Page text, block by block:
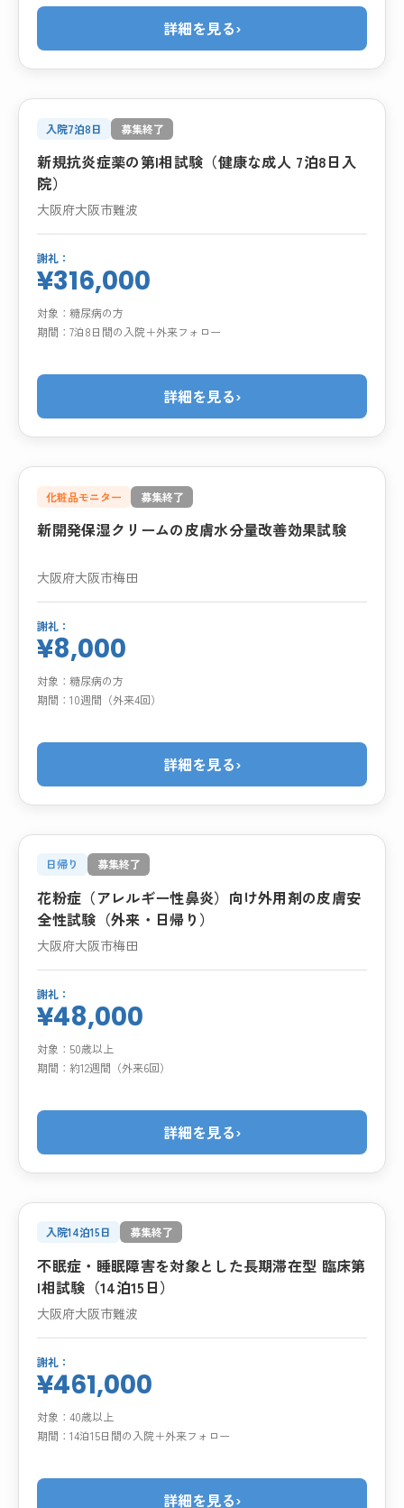
詳細を見る›
入院7泊8日 募集終了
新規抗炎症薬の第I相試験（健康な成人 7泊8日入
院）
大阪府大阪市難波
謝礼：
¥316,000
対象：糖尿病の方
期間：7泊8日間の入院＋外来フォロー
詳細を見る›
化粧品モニター 募集終了
新開発保湿クリームの皮膚水分量改善効果試験
大阪府大阪市梅田
謝礼：
¥8,000
対象：糖尿病の方
期間：10週間（外来4回）
詳細を見る›
日帰り 募集終了
花粉症（アレルギー性鼻炎）向け外用剤の皮膚安
全性試験（外来・日帰り）
大阪府大阪市梅田
謝礼：
¥48,000
対象： 50歳以上
期間：約12週間（外来6回）
詳細を見る›
入院14泊15日 募集終了
不眠症・睡眠障害を対象とした長期滞在型 臨床第
I相試験（14泊15日）
大阪府大阪市難波
謝礼：
¥461,000
対象：40歳以上
期間：14泊15日間の入院＋外来フォロー
詳細を見る›